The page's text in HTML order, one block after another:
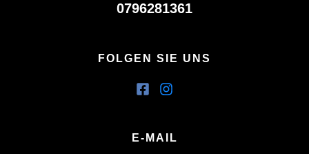
0796281361
FOLGEN SIE UNS
E-MAIL